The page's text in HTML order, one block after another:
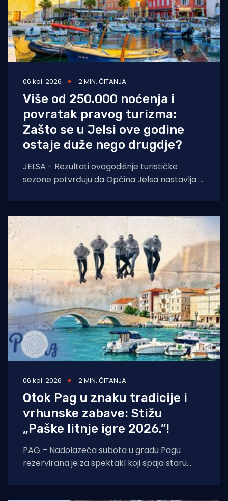
06 kol. 2026 2 MIN. ČITANJA
Više od 250.000 noćenja i
povratak pravog turizma:
Zašto se u Jelsi ove godine
ostaje duže nego drugdje?
JELSA - Rezultati ovogodišnje turističke
sezone potvrđuju da Općina Jelsa nastavlja u
06 kol. 2026 2 MIN. ČITANJA
Otok Pag u znaku tradicije i
vrhunske zabave: Stižu
„Paške litnje igre 2026.”!
PAG – Nadolazeća subota u gradu Pagu
rezervirana je za spektakl koji spaja staru